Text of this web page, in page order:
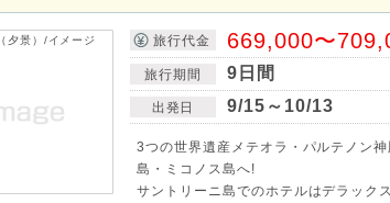
旅行代金 669,000〜
旅行期間 9日間
出発日 9/15～10/13
3つの世界遺産メテオラ・パルテノン
島・ミコノス島へ!
サントリーニ島でのホテルはデラック